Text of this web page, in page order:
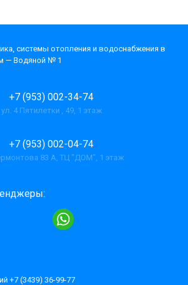
системы отопления и водоснабжения в
— Водяной № 1
+7 (953) 002-34-74
ул. 4 Пятилетки , 49, 1 этаж
+7 (953) 002-04-74
83 А, ТЦ "ДОМ", 1 этаж
+7 (3439) 36-99-77